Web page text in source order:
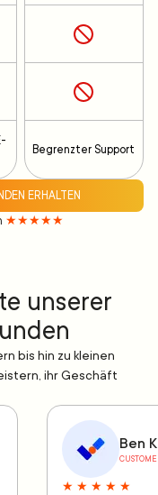
Begrenzter Support
ERHALTEN
★★★★★
unserer
bis hin zu kleinen
ihr Geschäft
Ben
★ ★ ★ ★ ★